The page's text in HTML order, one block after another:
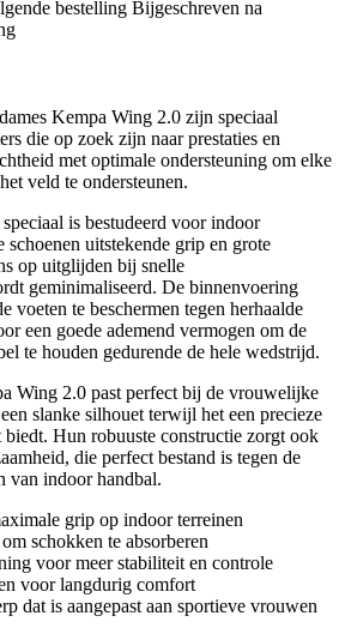
bestelling Bijgeschreven na
Kempa Wing 2.0 zijn speciaal
die op zoek zijn naar prestaties en
met optimale ondersteuning om elke
veld te ondersteunen.
is bestudeerd voor indoor
schoenen uitstekende grip en grote
op uitglijden bij snelle
geminimaliseerd. De binnenvoering
voeten te beschermen tegen herhaalde
een goede ademend vermogen om de
te houden gedurende de hele wedstrijd.
Wing 2.0 past perfect bij de vrouwelijke
slanke silhouet terwijl het een precieze
Hun robuuste constructie zorgt ook
die perfect bestand is tegen de
van indoor handbal.
grip op indoor terreinen
schokken te absorberen
voor meer stabiliteit en controle
voor langdurig comfort
dat is aangepast aan sportieve vrouwen